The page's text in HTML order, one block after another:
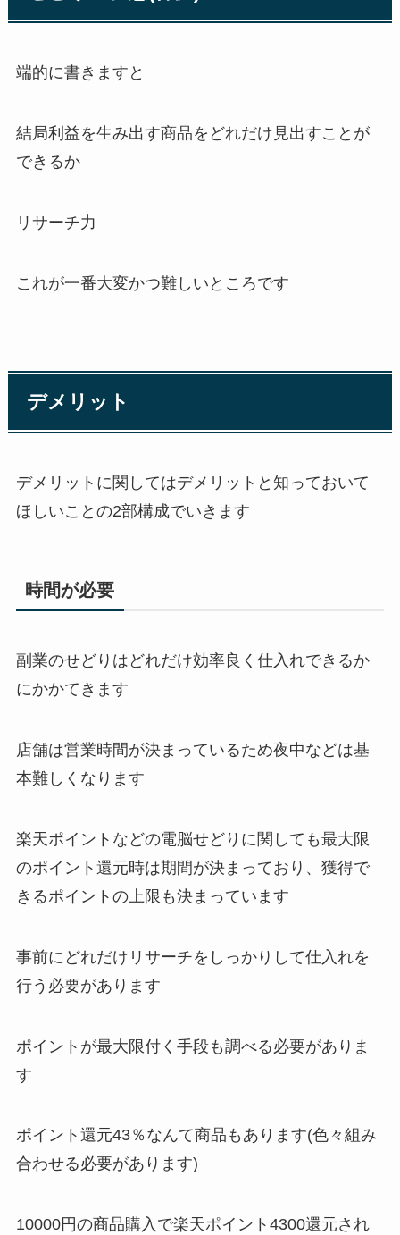
端的に書きますと
結局利益を生み出す商品をどれだけ見出すことが
できるか
リサーチ力
これが一番大変かつ難しいところです
デメリット
デメリットに関してはデメリットと知っておいて
ほしいことの2部構成でいきます
時間が必要
副業のせどりはどれだけ効率良く仕入れできるか
にかかてきます
店舗は営業時間が決まっているため夜中などは基
本難しくなります
楽天ポイントなどの電脳せどりに関しても最大限
のポイント還元時は期間が決まっており、獲得で
きるポイントの上限も決まっています
事前にどれだけリサーチをしっかりして仕入れを
行う必要があります
ポイントが最大限付く手段も調べる必要がありま
す
ポイント還元43％なんて商品もあります(色々組み
合わせる必要があります)
10000円の商品購入で楽天ポイント4300還元され